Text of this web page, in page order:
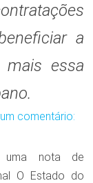
a
mais essa
comentário:
uma nota de
O Estado do